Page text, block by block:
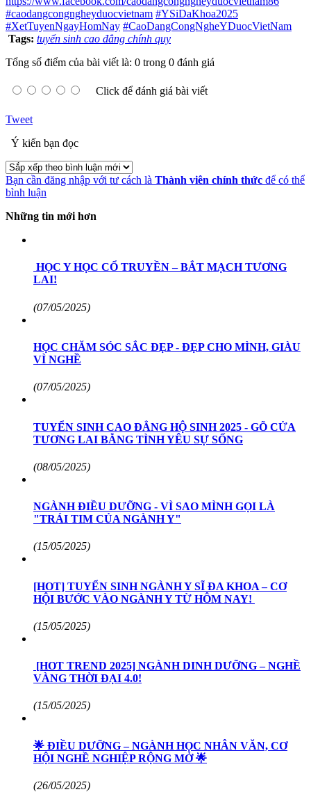
#caodangcongngheyduocvietnam #YSiDaKhoa2025
#XetTuyenNgayHomNay #CaoDangCongNgheYDuocVietNam
Tags: tuyển sinh cao đẳng chính quy
Tổng số điểm của bài viết là: 0 trong 0 đánh giá
Click để đánh giá bài viết
Tweet
Ý kiến bạn đọc
Bạn cần đăng nhập với tư cách là Thành viên chính thức để có thể
bình luận
Những tin mới hơn
HỌC Y HỌC CỔ TRUYỀN – BẮT MẠCH TƯƠNG
LAI!
(07/05/2025)
HỌC CHĂM SÓC SẮC ĐẸP - ĐẸP CHO MÌNH, GIÀU
VÌ NGHỀ
(07/05/2025)
TUYỂN SINH CAO ĐẲNG HỘ SINH 2025 - GÕ CỬA
TƯƠNG LAI BẰNG TÌNH YÊU SỰ SỐNG
(08/05/2025)
NGÀNH ĐIỀU DƯỠNG - VÌ SAO MÌNH GỌI LÀ
"TRÁI TIM CỦA NGÀNH Y"
(15/05/2025)
[HOT] TUYỂN SINH NGÀNH Y SĨ ĐA KHOA – CƠ
HỘI BƯỚC VÀO NGÀNH Y TỪ HÔM NAY!
(15/05/2025)
[HOT TREND 2025] NGÀNH DINH DƯỠNG – NGHỀ
VÀNG THỜI ĐẠI 4.0!
(15/05/2025)
🌟 ĐIỀU DƯỠNG – NGÀNH HỌC NHÂN VĂN, CƠ
HỘI NGHỀ NGHIỆP RỘNG MỞ 🌟
(26/05/2025)